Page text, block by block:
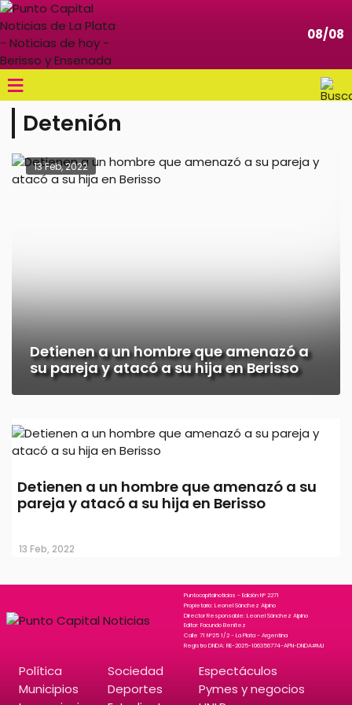
08/08
≡
Detenión
13 Feb, 2022
Detienen a un hombre que amenazó a
su pareja y atacó a su hija en Berisso
Detienen a un hombre que amenazó a su
pareja y atacó a su hija en Berisso
13 Feb, 2022
Puntocapitalnoticias - Edición N° 2271
Propietario: Leonel Sánchez Alpino
Director Responsable: Leonel Sánchez Alpino
Editor: Facundo Benitez
Calle 71 N°25 1/2 - La Plata - Argentina
Registro DNDA: RE-2025-106356774-APN-DNDA#MJ
Política
Municipios
Sociedad
Deportes
Espectáculos
Pymes y negocios